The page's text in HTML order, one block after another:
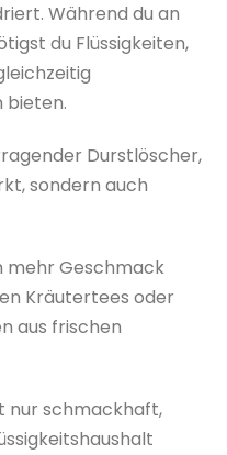
Während du an
du Flüssigkeiten,
bieten.
Durstlöscher,
sondern auch
mehr Geschmack
Kräutertees oder
aus frischen
nur schmackhaft,